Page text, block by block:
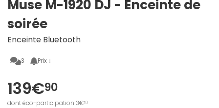
Muse M-1920 DJ - Enceinte de
soirée
Enceinte Bluetooth
3 Prix ↓
139€90
dont éco-participation 3€10